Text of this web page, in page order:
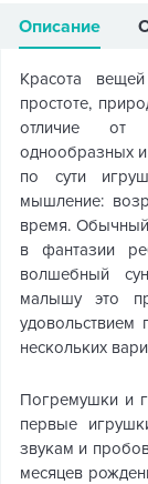
Описание
Красота
простоте,
отличие от
однообразных
по сути
мышление:
время.
в фантазии
волшебный
малышу это
нескольких
Погремушки и
первые
звукам и
месяцев